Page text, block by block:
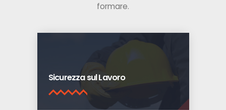
formare.
Sicurezza sul Lavoro